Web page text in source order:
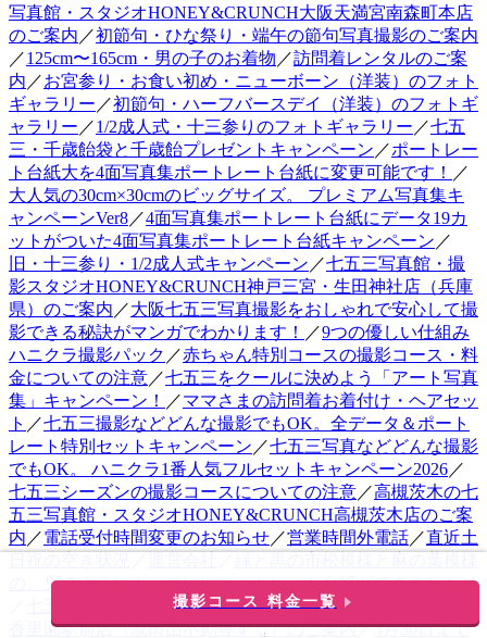
撮影コース 料金一覧
写真館・スタジオHONEY&CRUNCH大阪天満宮南森町本店
のご案内 ／初節句・ひな祭り・端午の節句写真撮影のご案内
／125cm〜165cm・男の子のお着物 ／訪問着レンタルのご案
内 ／お宮参り・お食い初め・ニューボーン（洋装）のフォト
ギャラリー ／初節句・ハーフバースデイ（洋装）のフォトギ
ャラリー ／1/2成人式・十三参りのフォトギャラリー ／七五
三・千歳飴袋と千歳飴プレゼントキャンペーン ／ポートレー
ト台紙大を4面写真集ポートレート台紙に変更可能です！ ／
大人気の30cm×30cmのビッグサイズ。 プレミアム写真集キ
ャンペーンVer8／4面写真集ポートレート台紙にデータ19カ
ットがついた4面写真集ポートレート台紙キャンペーン ／
旧・十三参り・1/2成人式キャンペーン ／七五三写真館・撮
影スタジオHONEY&CRUNCH神戸三宮・生田神社店（兵庫
県）のご案内 ／大阪七五三写真撮影をおしゃれで安心して撮
影できる秘訣がマンガでわかります！ ／9つの優しい仕組み
ハニクラ撮影パック ／赤ちゃん特別コースの撮影コース・料
金についての注意／七五三をクールに決めよう「アート写真
集」キャンペーン！ ／ママさまの訪問着お着付け・ヘアセッ
ト ／七五三撮影などどんな撮影でもOK。全データ＆ポート
レート特別セットキャンペーン ／七五三写真などどんな撮影
でもOK。 ハニクラ1番人気フルセットキャンペーン2026／
七五三シーズンの撮影コースについての注意／高槻茨木の七
五三写真館・スタジオHONEY&CRUNCH高槻茨木店のご案
内 ／電話受付時間変更のお知らせ／営業時間外電話／直近土
の、鬼のようにカッコいいポートレート台紙ができました。
七五三写真館・スタジオHONEY&CRUNCH寝屋川枚方・
香里園駅前店（成田山不動尊すぐ）のご案内／3月30日まで